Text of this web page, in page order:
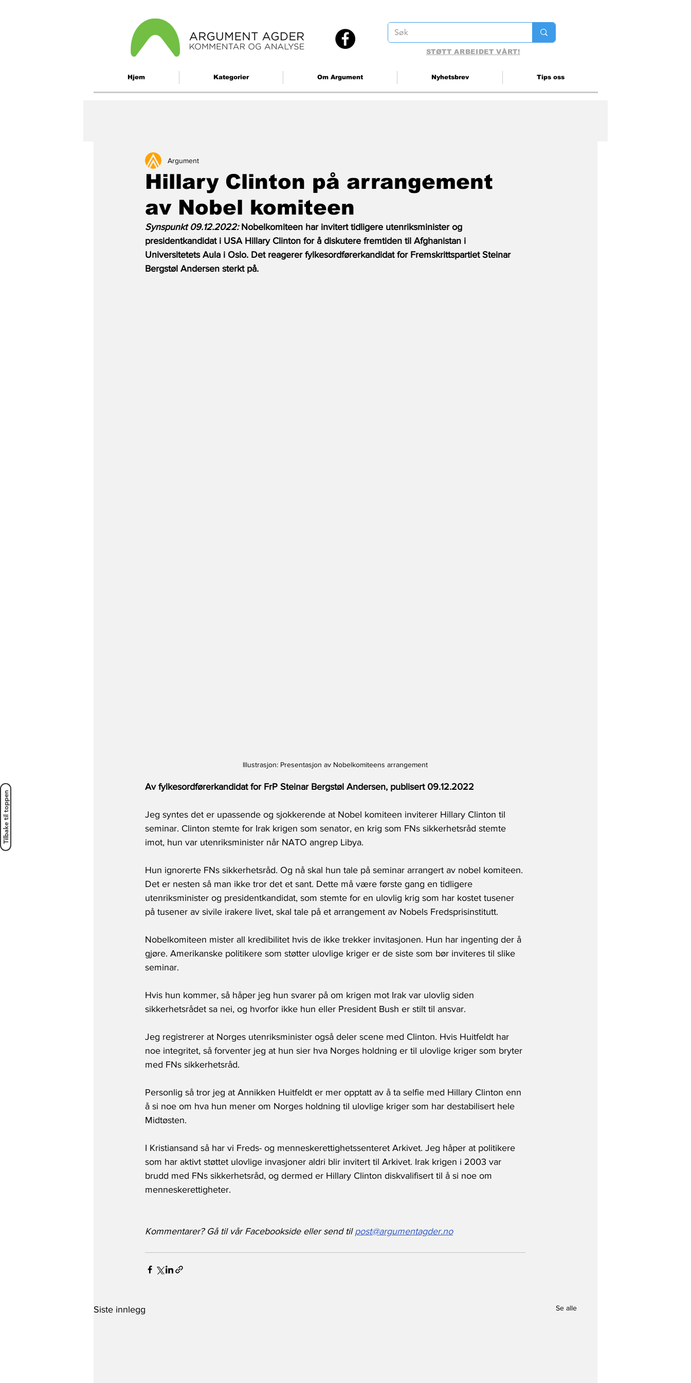
STØTT ARBEIDET VÅRT!
Hjem Kategorier Om Argument Nyhetsbrev Tips oss
Tilbake til toppen
Hillary Clinton på arrangement
av Nobel komiteen
Argument
Synspunkt 09.12.2022: Nobelkomiteen har invitert tidligere utenriksminister og
presidentkandidat i USA Hillary Clinton for å diskutere fremtiden til Afghanistan i
Universitetets Aula i Oslo. Det reagerer fylkesordførerkandidat for Fremskrittspartiet Steinar
Bergstøl Andersen sterkt på.
Illustrasjon: Presentasjon av Nobelkomiteens arrangement
Av fylkesordførerkandidat for FrP Steinar Bergstøl Andersen, publisert 09.12.2022
Jeg syntes det er upassende og sjokkerende at Nobel komiteen inviterer Hillary Clinton til
seminar. Clinton stemte for Irak krigen som senator, en krig som FNs sikkerhetsråd stemte
imot, hun var utenriksminister når NATO angrep Libya.
Hun ignorerte FNs sikkerhetsråd. Og nå skal hun tale på seminar arrangert av nobel komiteen.
Det er nesten så man ikke tror det et sant. Dette må være første gang en tidligere
utenriksminister og presidentkandidat, som stemte for en ulovlig krig som har kostet tusener
på tusener av sivile irakere livet, skal tale på et arrangement av Nobels Fredsprisinstitutt.
Nobelkomiteen mister all kredibilitet hvis de ikke trekker invitasjonen. Hun har ingenting der å
gjøre. Amerikanske politikere som støtter ulovlige kriger er de siste som bør inviteres til slike
seminar.
Hvis hun kommer, så håper jeg hun svarer på om krigen mot Irak var ulovlig siden
sikkerhetsrådet sa nei, og hvorfor ikke hun eller President Bush er stilt til ansvar.
Jeg registrerer at Norges utenriksminister også deler scene med Clinton. Hvis Huitfeldt har
noe integritet, så forventer jeg at hun sier hva Norges holdning er til ulovlige kriger som bryter
med FNs sikkerhetsråd.
Personlig så tror jeg at Annikken Huitfeldt er mer opptatt av å ta selfie med Hillary Clinton enn
å si noe om hva hun mener om Norges holdning til ulovlige kriger som har destabilisert hele
Midtøsten.
I Kristiansand så har vi Freds- og menneskerettighetssenteret Arkivet. Jeg håper at politikere
som har aktivt støttet ulovlige invasjoner aldri blir invitert til Arkivet. Irak krigen i 2003 var
brudd med FNs sikkerhetsråd, og dermed er Hillary Clinton diskvalifisert til å si noe om
menneskerettigheter.
Kommentarer? Gå til vår Facebookside eller send til post@argumentagder.no
Siste innlegg Se alle